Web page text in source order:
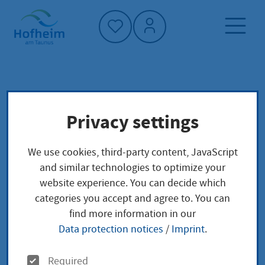
Home"
Trauung
Privacy settings
We use cookies, third-party content, JavaScript
and similar technologies to optimize your
website experience. You can decide which
categories you accept and agree to. You can
find more information in our
Data protection notices / Imprint.
O
Required